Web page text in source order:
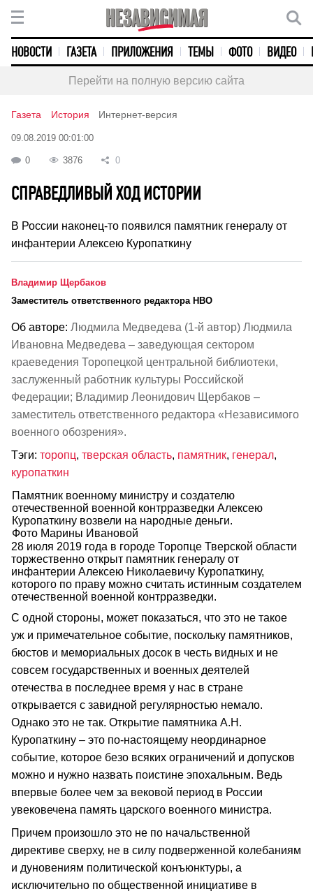
НОВОСТИ ГАЗЕТА ПРИЛОЖЕНИЯ ТЕМЫ ФОТО ВИДЕО
Перейти на полную версию сайта
Газета История Интернет-версия
09.08.2019 00:01:00
0 3876 0
СПРАВЕДЛИВЫЙ ХОД ИСТОРИИ
В России наконец-то появился памятник генералу от
инфантерии Алексею Куропаткину
Владимир Щербаков
Заместитель ответственного редактора НВО
Об авторе: Людмила Медведева (1-й автор) Людмила
Ивановна Медведева – заведующая сектором
краеведения Торопецкой центральной библиотеки,
заслуженный работник культуры Российской
Федерации; Владимир Леонидович Щербаков –
заместитель ответственного редактора «Независимого
военного обозрения».
Тэги: торопц, тверская область, памятник, генерал,
куропаткин
Памятник военному министру и создателю
отечественной военной контрразведки Алексею
Куропаткину возвели на народные деньги.
Фото Марины Ивановой
28 июля 2019 года в городе Торопце Тверской области
торжественно открыт памятник генералу от
инфантерии Алексею Николаевичу Куропаткину,
которого по праву можно считать истинным создателем
отечественной военной контрразведки.
С одной стороны, может показаться, что это не такое
уж и примечательное событие, поскольку памятников,
бюстов и мемориальных досок в честь видных и не
совсем государственных и военных деятелей
отечества в последнее время у нас в стране
открывается с завидной регулярностью немало.
Однако это не так. Открытие памятника А.Н.
Куропаткину – это по‑настоящему неординарное
событие, которое безо всяких ограничений и допусков
можно и нужно назвать поистине эпохальным. Ведь
впервые более чем за вековой период в России
увековечена память царского военного министра.
Причем произошло это не по начальственной
директиве сверху, не в силу подверженной колебаниям
и дуновениям политической конъюнктуры, а
исключительно по общественной инициативе в